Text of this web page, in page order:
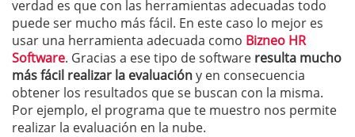
verdad es que con las herramientas adecuadas todo
puede ser mucho más fácil. En este caso lo mejor es
usar una herramienta adecuada como Bizneo HR
Software. Gracias a ese tipo de software resulta mucho
más fácil realizar la evaluacióny en consecuencia
obtener los resultados que se buscan con la misma.
Por ejemplo, el programa que te muestro nos permite
realizar la evaluación en la nube.